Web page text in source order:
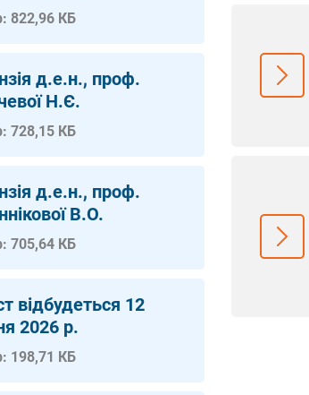
822,96 КБ
д.е.н., проф.
Н.Є.
728,15 КБ
д.е.н., проф.
В.О.
705,64 КБ
відбудеться 12
2026 р.
198,71 КБ